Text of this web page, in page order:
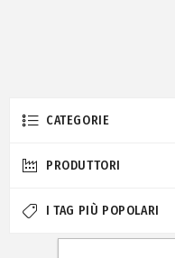
CATEGORIE
PRODUTTORI
I TAG PIÙ POPOLARI